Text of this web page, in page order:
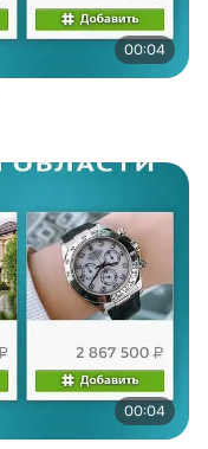
00:04
00:04